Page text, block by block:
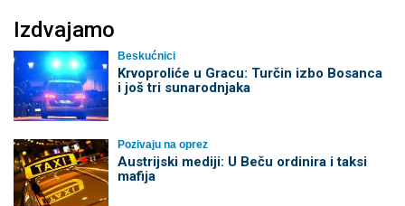
Izdvajamo
Beskućnici
Krvoproliće u Gracu: Turčin izbo Bosanca
i još tri sunarodnjaka
Pozivaju na oprez
Austrijski mediji: U Beču ordinira i taksi
mafija